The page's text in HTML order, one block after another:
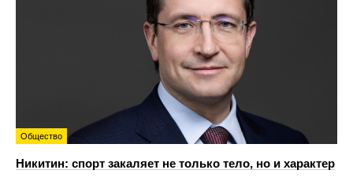
Общество
Никитин: спорт закаляет не только тело, но и характер